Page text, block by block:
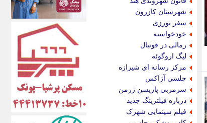
شهرستان کازرون
سفر نورزی
خودخواسته
رمالی در فوتبال
لیگ اروگوئه
مرکز رسانه ای شیرازه
چلسی آژاکس
سرمربی پاریسن ژرمن
درباره فیلترینگ جدید
فیلم سینمایی شهرک
اندیشه قرن
اندیشه معاصر
اندیشه ها
انرژی پرس
ای استخدام
ایتنا
ایراف
ایران آرت
ایران آنلاین
ایران زندگی
ایران فوری